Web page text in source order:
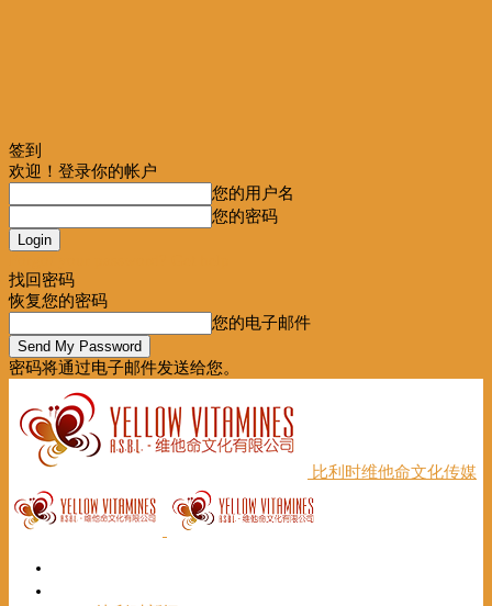
签到
欢迎！登录你的帐户
您的用户名
您的密码
找回密码
恢复您的密码
您的电子邮件
密码将通过电子邮件发送给您。
比利时维他命文化传媒